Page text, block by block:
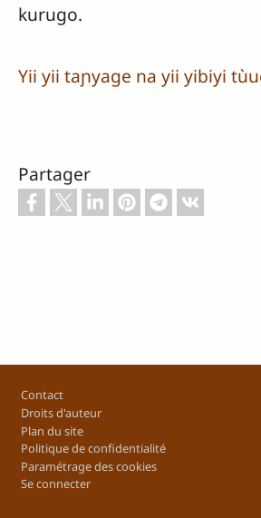
kurugo.
Yii yii taɲyage na yii yibiyi
Partager
Footer
Contact
Droits d'auteur
Plan du site
Politique de confidentialité
Paramétrage des cookies
Se connecter